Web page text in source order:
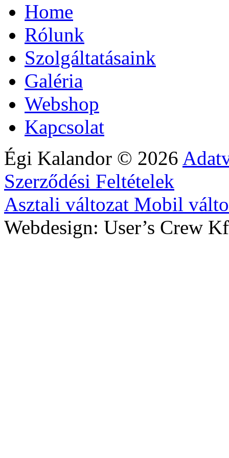
Home
Rólunk
Szolgáltatásaink
Galéria
Webshop
Kapcsolat
Égi Kalandor © 2026
Szerződési Feltételek
Asztali változat Mobil
Webdesign: User’s Crew